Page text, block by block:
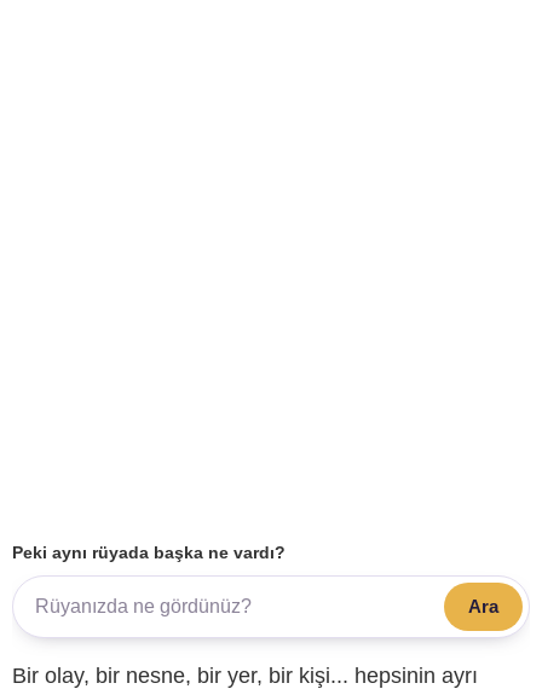
Peki aynı rüyada başka ne vardı?
Ara
Bir olay, bir nesne, bir yer, bir kişi... hepsinin ayrı